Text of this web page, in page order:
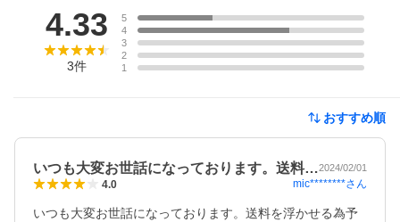
4.33
3件
5
4
3
2
1
おすすめ順
いつも大変お世話になっております。送料…2024/02/01
4.0 mic********さん
いつも大変お世話になっております。送料を浮かせる為予